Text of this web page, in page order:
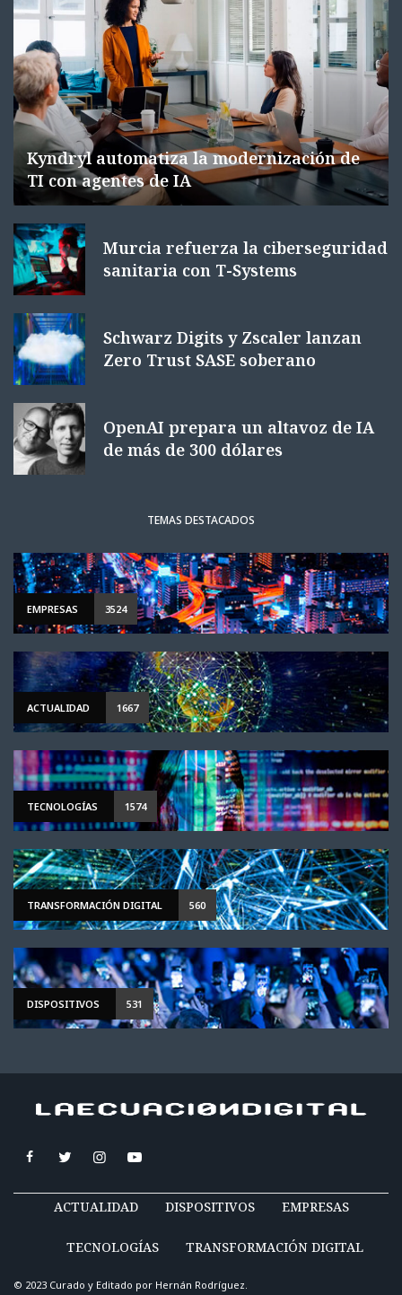
Kyndryl automatiza la modernización de
TI con agentes de IA
Murcia refuerza la ciberseguridad
sanitaria con T-Systems
Schwarz Digits y Zscaler lanzan
Zero Trust SASE soberano
OpenAI prepara un altavoz de IA
de más de 300 dólares
TEMAS DESTACADOS
EMPRESAS 3524
ACTUALIDAD 1667
TECNOLOGÍAS 1574
TRANSFORMACIÓN DIGITAL 560
DISPOSITIVOS 531
ACTUALIDAD DISPOSITIVOS EMPRESAS
TECNOLOGÍAS TRANSFORMACIÓN DIGITAL
© 2023 Curado y Editado por Hernán Rodríguez.